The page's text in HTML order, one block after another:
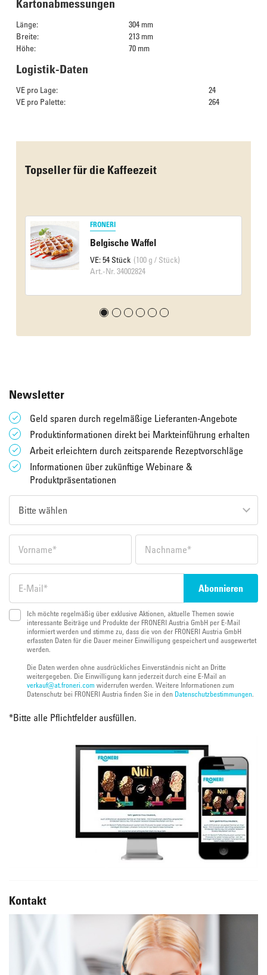
Kartonabmessungen
Länge:
304 mm
Breite:
213 mm
Höhe:
70 mm
Logistik-Daten
VE pro Lage:
24
VE pro Palette:
264
Topseller für die Kaffeezeit
FRONERI
Belgische Waffel
VE: 54 Stück (100 g / Stück)
Art.-Nr. 34002824
Newsletter
Geld sparen durch regelmäßige Lieferanten-Angebote
Produktinformationen direkt bei Markteinführung erhalten
Arbeit erleichtern durch zeitsparende Rezeptvorschläge
Informationen über zukünftige Webinare &
Produktpräsentationen
Ich möchte regelmäßig über exklusive Aktionen, aktuelle Themen sowie
interessante Beiträge und Produkte der FRONERI Austria GmbH per E-Mail
informiert werden und stimme zu, dass die von der FRONERI Austria GmbH
erfassten Daten für die Dauer meiner Einwilligung gespeichert und ausgewertet
werden.
Die Daten werden ohne ausdrückliches Einverständnis nicht an Dritte
weitergegeben. Die Einwilligung kann jederzeit durch eine E-Mail an
verkauf@at.froneri.com widerrufen werden. Weitere Informationen zum
Datenschutz bei FRONERI Austria finden Sie in den Datenschutzbestimmungen.
*Bitte alle Pflichtfelder ausfüllen.
Kontakt